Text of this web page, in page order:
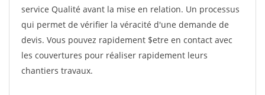
service Qualité avant la mise en relation. Un processus
qui permet de vérifier la véracité d'une demande de
devis. Vous pouvez rapidement $etre en contact avec
les couvertures pour réaliser rapidement leurs
chantiers travaux.